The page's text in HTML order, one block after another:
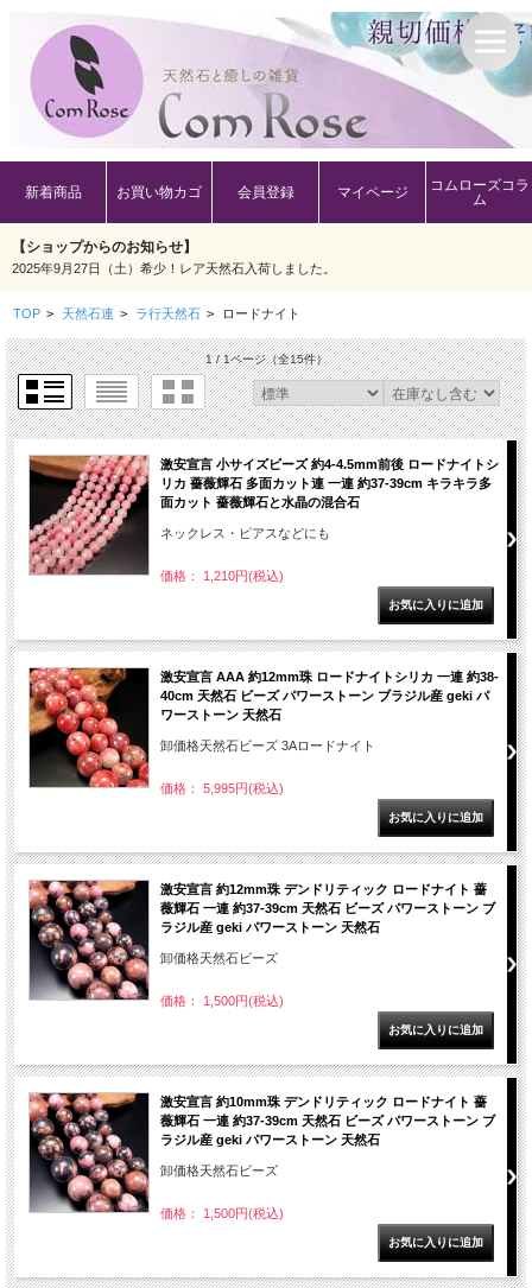
新着商品 お買い物カゴ 会員登録 マイページ
コムローズコラ
ム
【ショップからのお知らせ】
2025年9月27日（土）希少！レア天然石入荷しました。
TOP > 天然石連 > ラ行天然石 > ロードナイト
1 / 1ページ（全15件）
激安宣言 小サイズビーズ 約4-4.5mm前後 ロードナイトシ
リカ 薔薇輝石 多面カット連 一連 約37-39cm キラキラ多
面カット 薔薇輝石と水晶の混合石
ネックレス・ピアスなどにも
価格： 1,210円(税込)
激安宣言 AAA 約12mm珠 ロードナイトシリカ 一連 約38-
40cm 天然石 ビーズ パワーストーン ブラジル産 geki パ
ワーストーン 天然石
卸価格天然石ビーズ 3Aロードナイト
価格： 5,995円(税込)
激安宣言 約12mm珠 デンドリティック ロードナイト 薔
薇輝石 一連 約37-39cm 天然石 ビーズ パワーストーン ブ
ラジル産 geki パワーストーン 天然石
卸価格天然石ビーズ
価格： 1,500円(税込)
激安宣言 約10mm珠 デンドリティック ロードナイト 薔
薇輝石 一連 約37-39cm 天然石 ビーズ パワーストーン ブ
ラジル産 geki パワーストーン 天然石
卸価格天然石ビーズ
価格： 1,500円(税込)